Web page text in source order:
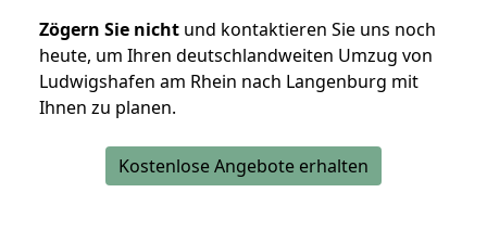
Zögern Sie nicht und kontaktieren Sie uns noch
heute, um Ihren deutschlandweiten Umzug von
Ludwigshafen am Rhein nach Langenburg mit
Ihnen zu planen.
Kostenlose Angebote erhalten